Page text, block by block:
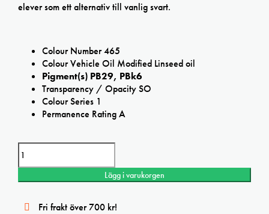
elever som ett alternativ till vanlig svart.
Colour Number 465
Colour Vehicle Oil Modified Linseed oil
Pigment(s) PB29, PBk6
Transparency / Opacity SO
Colour Series 1
Permanence Rating A
Lägg i varukorgen
Fri frakt över 700 kr!